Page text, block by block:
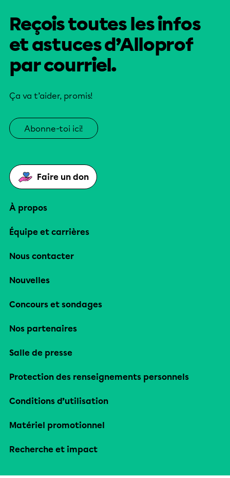
Reçois toutes les infos
et astuces d’Alloprof
par courriel.
Ça va t’aider, promis!
Abonne-toi ici!
Faire un don
À propos
Équipe et carrières
Nous contacter
Nouvelles
Concours et sondages
Nos partenaires
Salle de presse
Protection des renseignements personnels
Conditions d’utilisation
Matériel promotionnel
Recherche et impact